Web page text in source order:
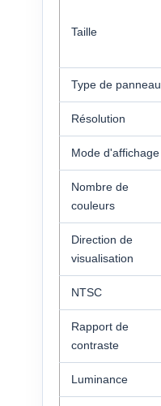
Taille
Type de panneau
Résolution
Mode d'affichage
Nombre de
couleurs
Direction de
visualisation
NTSC
Rapport de
contraste
Luminance